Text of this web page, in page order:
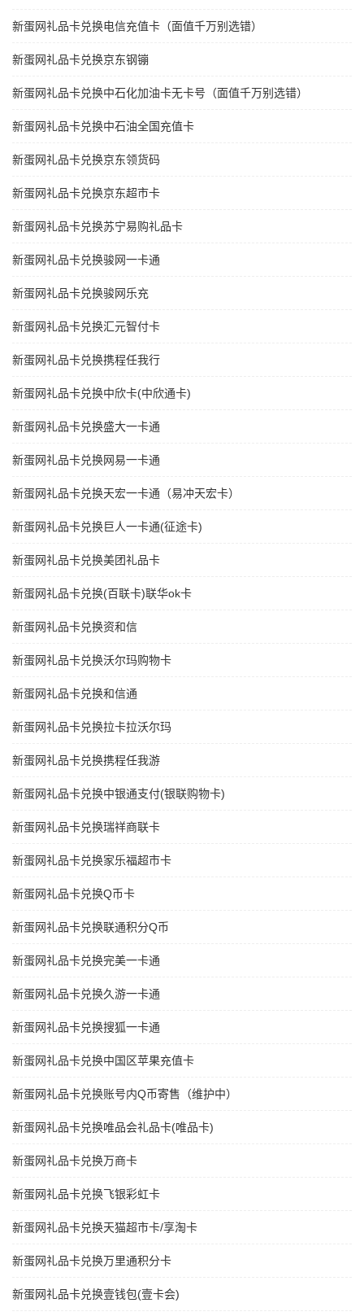
新蛋网礼品卡兑换电信充值卡（面值千万别选错）
新蛋网礼品卡兑换京东钢镚
新蛋网礼品卡兑换中石化加油卡无卡号（面值千万别选错）
新蛋网礼品卡兑换中石油全国充值卡
新蛋网礼品卡兑换京东领货码
新蛋网礼品卡兑换京东超市卡
新蛋网礼品卡兑换苏宁易购礼品卡
新蛋网礼品卡兑换骏网一卡通
新蛋网礼品卡兑换骏网乐充
新蛋网礼品卡兑换汇元智付卡
新蛋网礼品卡兑换携程任我行
新蛋网礼品卡兑换中欣卡(中欣通卡)
新蛋网礼品卡兑换盛大一卡通
新蛋网礼品卡兑换网易一卡通
新蛋网礼品卡兑换天宏一卡通（易冲天宏卡）
新蛋网礼品卡兑换巨人一卡通(征途卡)
新蛋网礼品卡兑换美团礼品卡
新蛋网礼品卡兑换(百联卡)联华ok卡
新蛋网礼品卡兑换资和信
新蛋网礼品卡兑换沃尔玛购物卡
新蛋网礼品卡兑换和信通
新蛋网礼品卡兑换拉卡拉沃尔玛
新蛋网礼品卡兑换携程任我游
新蛋网礼品卡兑换中银通支付(银联购物卡)
新蛋网礼品卡兑换瑞祥商联卡
新蛋网礼品卡兑换家乐福超市卡
新蛋网礼品卡兑换Q币卡
新蛋网礼品卡兑换联通积分Q币
新蛋网礼品卡兑换完美一卡通
新蛋网礼品卡兑换久游一卡通
新蛋网礼品卡兑换搜狐一卡通
新蛋网礼品卡兑换中国区苹果充值卡
新蛋网礼品卡兑换账号内Q币寄售（维护中）
新蛋网礼品卡兑换唯品会礼品卡(唯品卡)
新蛋网礼品卡兑换万商卡
新蛋网礼品卡兑换飞银彩虹卡
新蛋网礼品卡兑换天猫超市卡/享淘卡
新蛋网礼品卡兑换万里通积分卡
新蛋网礼品卡兑换壹钱包(壹卡会)